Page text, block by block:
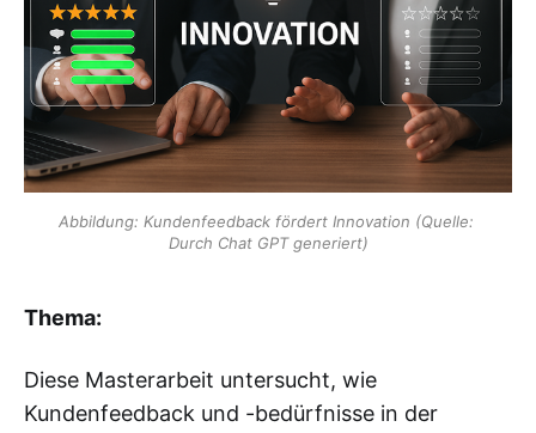
Abbildung: Kundenfeedback fördert Innovation (Quelle:
Durch Chat GPT generiert)
Thema:
Diese Masterarbeit untersucht, wie
Kundenfeedback und -bedürfnisse in der